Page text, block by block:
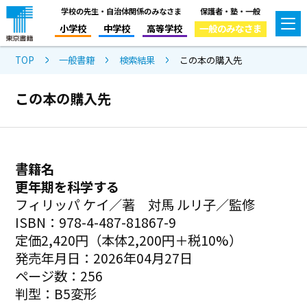
学校の先生・自治体関係のみなさま
小学校 中学校 高等学校
保護者・塾・一般
一般のみなさま
TOP 一般書籍 検索結果 この本の購入先
この本の購入先
書籍名
更年期を科学する
フィリッパ ケイ／著 対馬 ルリ子／監修
ISBN：978-4-487-81867-9
定価2,420円（本体2,200円＋税10%）
発売年月日：2026年04月27日
ページ数：256
判型：B5変形